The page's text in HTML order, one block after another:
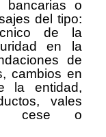
bancarias o
del tipo:
cnico de la
en la
de
cambios en
la entidad,
vales
cese o